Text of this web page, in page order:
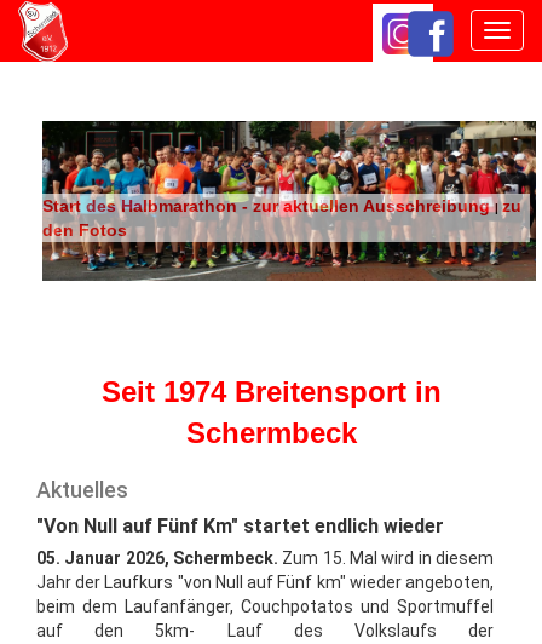
ein-/
Start des Halbmarathon - zur aktuellen Ausschreibung|zu
den Fotos
Seit 1974 Breitensport in
Schermbeck
Aktuelles
"Von Null auf Fünf Km" startet endlich wieder
05. Januar 2026, Schermbeck. Zum 15. Mal wird in diesem
Jahr der Laufkurs "von Null auf Fünf km" wieder angeboten,
beim dem Laufanfänger, Couchpotatos und Sportmuffel
auf den 5km- Lauf des Volkslaufs der